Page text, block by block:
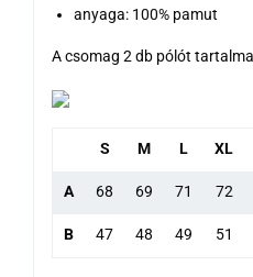
anyaga: 100% pamut
A csomag 2 db pólót
S M L XL
A 68 69 71 72
B 47 48 49 51